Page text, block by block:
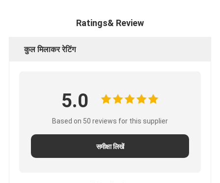
Ratings& Review
कुल मिलाकर रेटिंग
5.0
Based on 50 reviews for this supplier
समीक्षा लिखें